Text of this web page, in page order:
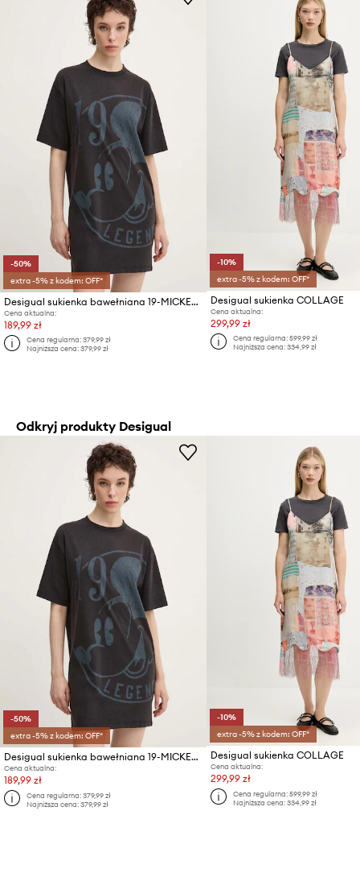
-50%
extra -5% z kodem: OFF*
Desigual sukienka bawełniana 19-MICKEY x Disney
Cena aktualna:
189,99 zł
Cena regularna:379,99 zł
Najniższa cena:379,99 zł
-10%
extra -5% z kodem: OFF*
Desigual sukienka COLLAGE
Cena aktualna:
299,99 zł
Cena regularna:599,99 zł
Najniższa cena:334,99 zł
Odkryj produkty Desigual
-50%
extra -5% z kodem: OFF*
Desigual sukienka bawełniana 19-MICKEY x Disney
Cena aktualna:
189,99 zł
Cena regularna:379,99 zł
Najniższa cena:379,99 zł
-10%
extra -5% z kodem: OFF*
Desigual sukienka COLLAGE
Cena aktualna:
299,99 zł
Cena regularna:599,99 zł
Najniższa cena:334,99 zł